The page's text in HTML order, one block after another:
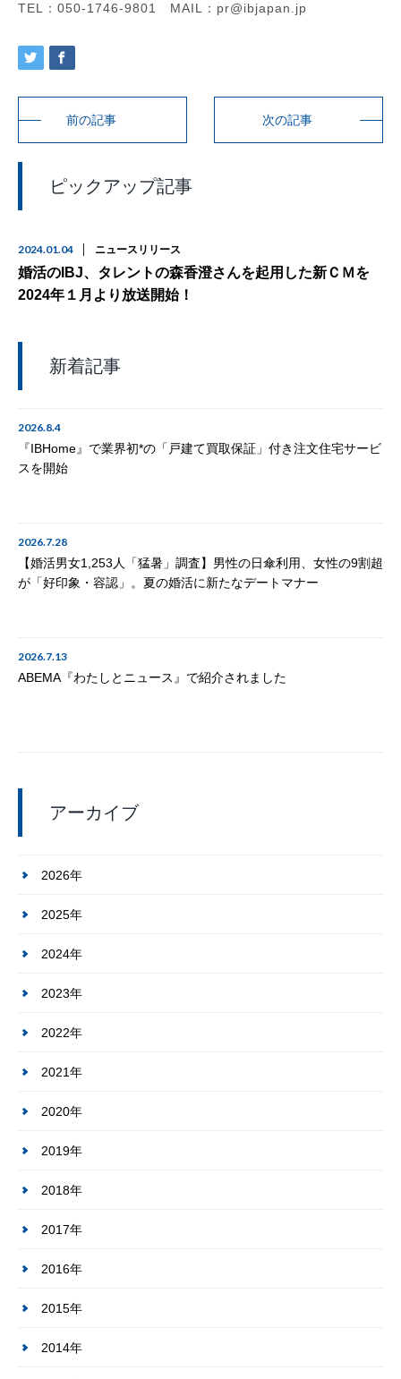
TEL：050-1746-9801 MAIL：pr@ibjapan.jp
前の記事 次の記事
ピックアップ記事
2024.01.04 ニュースリリース
婚活のIBJ、タレントの森香澄さんを起用した新ＣＭを
2024年１月より放送開始！
新着記事
2026.8.4
『IBHome』で業界初*の「戸建て買取保証」付き注文住宅サービ
スを開始
2026.7.28
【婚活男女1,253人「猛暑」調査】男性の日傘利用、女性の9割超
が「好印象・容認」。夏の婚活に新たなデートマナー
2026.7.13
ABEMA『わたしとニュース』で紹介されました
アーカイブ
2026年
2025年
2024年
2023年
2022年
2021年
2020年
2019年
2018年
2017年
2016年
2015年
2014年